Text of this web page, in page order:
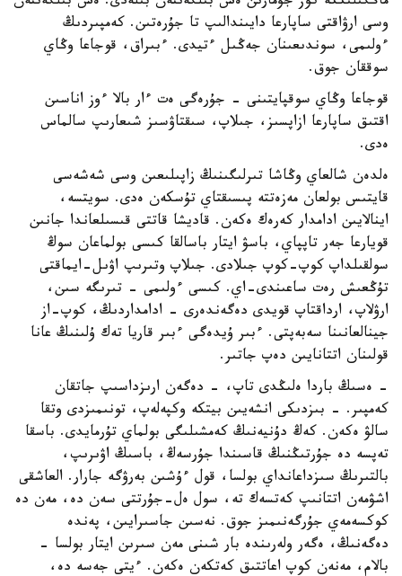
وسى ارۋاقتى ساپارعا دايىندالىپ تا جۇرەتىن. كەمپىردىڭ
ءولىمى، سوندىعىنان جەڭىل ءتيدى. ءبىراق، قوجاعا وڭاي
سوققان جوق.
قوجاعا وڭاي سوقپايتىنى - جۇرەگى ەت ءار بالا ءوز اناسىن
اقتىق ساپارعا ازاپسىز، جىلاپ، سىقتاۋسىز شىعارىپ سالماس
ەدى.
ەلدەن شالعاي وڭاشا تىرلىگىنىڭ زاپىلىعىن وسى شەشەسى
قايتىس بولعان مەزەتتە پىسىقتاي تۇسكەن ەدى. سويتسە،
اينالايىن ادامدار كەرەك ەكەن. قاديشا قاتتى قىسىلعاندا جانىن
قويارعا جەر تاپپاي، باسۋ ايتار باسالقا كىسى بولماعان سوڭ
سولقىلداپ كوپ-كوپ جىلادى. جىلاپ وتىرىپ اۋىل-ايماقتى
تۇڭعىش رەت ساعىندى-اي. كىسى ءولىمى - تىرىگە سىن،
ارۋلاپ، ارداقتاپ قويدى دەگەندەرى - ادامداردىڭ، كوپ-از
جينالعانىنا سەبەپتى. ءبىر ۇيدەگى ءبىر قاريا تەك ۇلىنىڭ عانا
قولىنان اتتانايىن دەپ جاتىر.
- ەسىڭ باردا ەلىڭدى تاپ، - دەگەن ارىزداسىپ جاتقان
كەمپىر. - بىزدىكى انشەيىن بيتكە وكپەلەپ، تونىمىزدى وتقا
سالۋ ەكەن. كەڭ دۇنيەنىڭ كەمشىلىگى بولماي تۇرمايدى. باسقا
تەپسە دە جۇرتىڭنىڭ قاسىندا جۇرسەڭ، باسىڭ اۋىرىپ،
بالتىرىڭ سىزداعانداي بولسا، قول ءۇشىن بەرۋگە جارار. العاشقى
اشۋمەن اتتانىپ كەتسەك تە، سول ەل-جۇرتتى سەن دە، مەن دە
كوكسەمەي جۇرگەنىمىز جوق. نەسىن جاسىرايىن، پەندە
دەگەنىڭ، ەگەر ولەرىندە بار شىنى مەن سىرىن ايتار بولسا -
بالام، مەنەن كوپ اعاتتىق كەتكەن ەكەن. ءيتى جەسە دە،